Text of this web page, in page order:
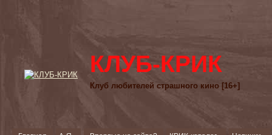
КЛУБ-КРИК
Клуб любителей страшного кино [16+]